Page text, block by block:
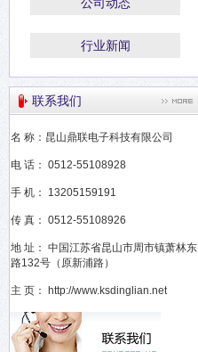
行业新闻
联系我们
名 称：昆山鼎联电子科技有限公司
电 话： 0512-55108928
手 机： 13205159191
传 真： 0512-55108926
地 址： 中国江苏省昆山市周市镇萧林东
路132号（原新浦路）
主 页： http://www.ksdinglian.net